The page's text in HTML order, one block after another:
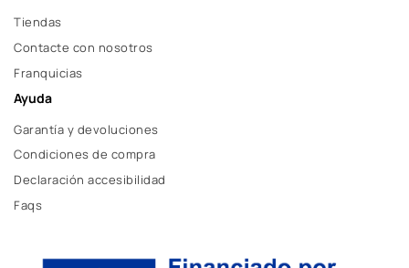
Tiendas
Contacte con nosotros
Franquicias
Ayuda
Garantía y devoluciones
Condiciones de compra
Declaración accesibilidad
Faqs